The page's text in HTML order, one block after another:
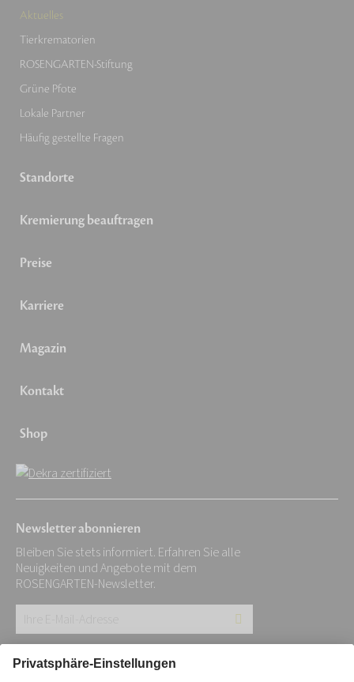
Aktuelles
Tierkrematorien
ROSENGARTEN-Stiftung
Grüne Pfote
Lokale Partner
Häufig gestellte Fragen
Standorte
Kremierung beauftragen
Preise
Karriere
Magazin
Kontakt
Shop
Newsletter abonnieren
Bleiben Sie stets informiert. Erfahren Sie alle
Neuigkeiten und Angebote mit dem
ROSENGARTEN-Newsletter.
E-
Mail-